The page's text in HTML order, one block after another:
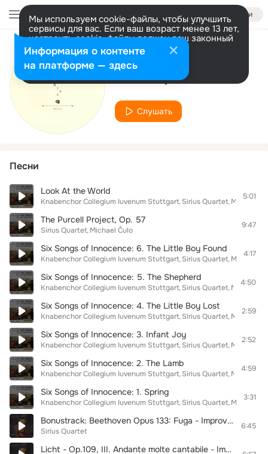
Войти
Мы используем cookie-файлы, чтобы улучшить
сервисы для вас. Если ваш возраст менее 13 лет,
настроить cookie-файлы должен ваш законный
представитель. Больше информации
Разрешить все Настроить
Исполнитель
Sirius Quartet
Слушать
Песни
Look At the World
Knabenchor Collegium Iuvenum Stuttgart Sirius Quartet Michael
5:01
The Purcell Project, Op. 57
Sirius Quartet Michael Čulo
9:47
Six Songs of Innocence: 6. The Little Boy Found
Knabenchor Collegium Iuvenum Stuttgart Sirius Quartet Michael
4:17
Six Songs of Innocence: 5. The Shepherd
Knabenchor Collegium Iuvenum Stuttgart Sirius Quartet Michael
4:50
Six Songs of Innocence: 4. The Little Boy Lost
Knabenchor Collegium Iuvenum Stuttgart Sirius Quartet Michael
2:59
Six Songs of Innocence: 3. Infant Joy
Knabenchor Collegium Iuvenum Stuttgart Sirius Quartet Michael
2:52
Six Songs of Innocence: 2. The Lamb
Knabenchor Collegium Iuvenum Stuttgart Sirius Quartet Michael
4:59
Six Songs of Innocence: 1. Spring
Knabenchor Collegium Iuvenum Stuttgart Sirius Quartet Michael
3:31
Bonustrack: Beethoven Opus 133: Fuga - Improvisation
Sirius Quartet
6:45
Licht - Op.109, III. Andante molte cantabile - Improvisation
Информация о контенте
на платформе — здесь